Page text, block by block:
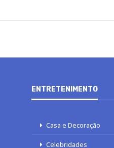
ENTRETENIMENTO
Casa e Decoração
Celebridades